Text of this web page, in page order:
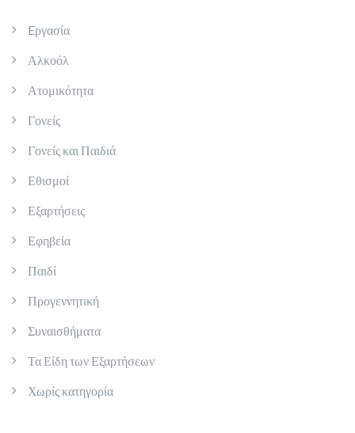
Eργασία
Αλκοόλ
Ατομικότητα
Γονείς
Γονείς και Παιδιά
Εθισμοί
Εξαρτήσεις
Εφηβεία
Παιδί
Προγεννητική
Συναισθήματα
Τα Είδη των Εξαρτήσεων
Χωρίς κατηγορία